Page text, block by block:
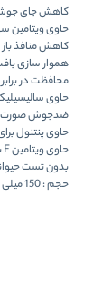
کاهش جای
حاوی ویتامین
کاهش منافذ
هموار سازی
محافظت در
حاوی
ضدجوش صورت
حاوی پنتنول
حاوی ویتامین E برای محافظت
بدون تست
حجم : 150 میلی لیتر